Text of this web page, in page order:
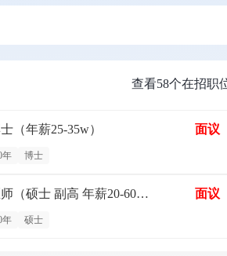
查看58个在招职
（年薪25-35w） 面议
年 博士
血液内科医师（硕士 副高 年薪20-60w） 面议
年 硕士